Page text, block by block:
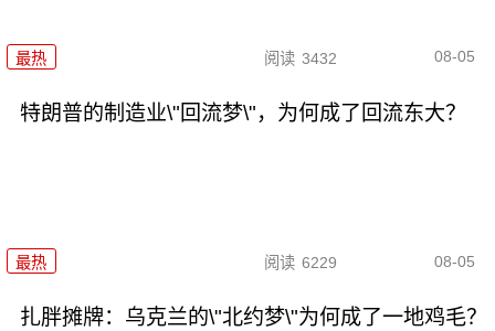
最热 阅读 3432 08-05
特朗普的制造业\"回流梦\"，为何成了回流东大？
最热 阅读 6229 08-05
扎胖摊牌：乌克兰的\"北约梦\"为何成了一地鸡毛？